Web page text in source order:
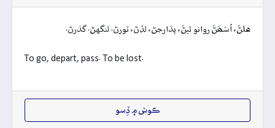
هلڻَ، اُسَھَڻَ روانو ٿيڻَ، پڌارجڻ، لڏڻ، ٽورڻ. لنگهڻ. گذرڻ.
To go, depart, pass. To be lost.
ڪوش ۾ ڏِسو